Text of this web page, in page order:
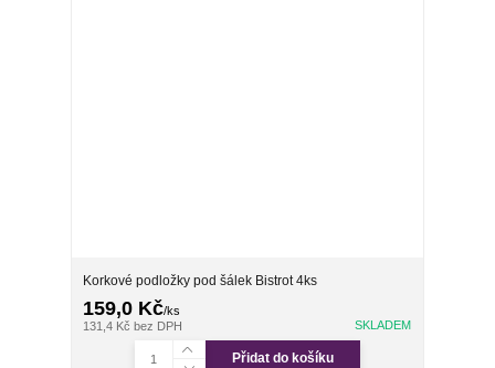
Korkové podložky pod šálek Bistrot 4ks
159,0 Kč/ks
131,4 Kčbez DPH SKLADEM
Přidat do košíku